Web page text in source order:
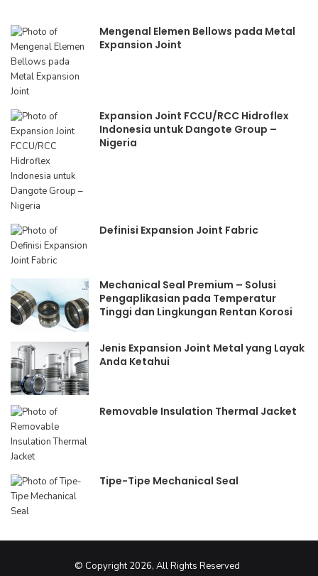
Mengenal Elemen Bellows pada Metal
Expansion Joint
Expansion Joint FCCU/RCC Hidroflex
Indonesia untuk Dangote Group –
Nigeria
Definisi Expansion Joint Fabric
Mechanical Seal Premium – Solusi
Pengaplikasian pada Temperatur
Tinggi dan Lingkungan Rentan Korosi
Jenis Expansion Joint Metal yang Layak
Anda Ketahui
Removable Insulation Thermal Jacket
Tipe-Tipe Mechanical Seal
© Copyright 2026, All Rights Reserved